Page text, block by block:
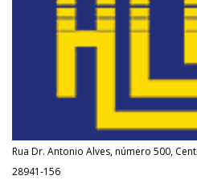
Rua Dr. Antonio Alves, número 500,
28941-156